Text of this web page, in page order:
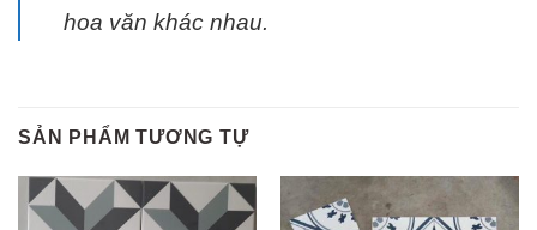
hoa văn khác nhau.
SẢN PHẨM TƯƠNG TỰ